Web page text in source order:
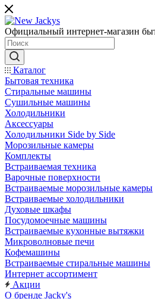
Официальный интернет-магазин
Каталог
Бытовая техника
Стиральные машины
Сушильные машины
Холодильники
Аксессуары
Холодильники Side by Side
Морозильные камеры
Комплекты
Встраиваемая техника
Варочные поверхности
Встраиваемые морозильные камеры
Встраиваемые холодильники
Духовые шкафы
Посудомоечные машины
Встраиваемые кухонные вытяжки
Микроволновые печи
Кофемашины
Встраиваемые стиральные машины
Интернет ассортимент
Акции
О бренде Jacky's